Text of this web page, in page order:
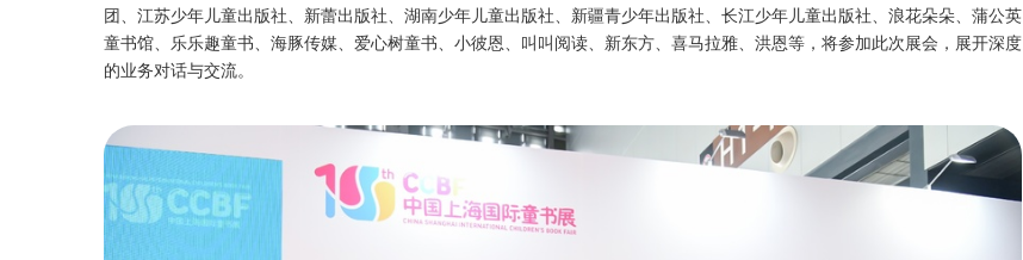
团、江苏少年儿童出版社、新蕾出版社、湖南少年儿童出版社、新疆青少年出版社、长江少年儿童出版社、浪花朵朵、蒲公英
童书馆、乐乐趣童书、海豚传媒、爱心树童书、小彼恩、叫叫阅读、新东方、喜马拉雅、洪恩等，将参加此次展会，展开深度
的业务对话与交流。